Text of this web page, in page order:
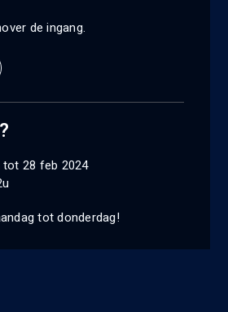
de ingang.
tot 28 feb 2024
tot donderdag!